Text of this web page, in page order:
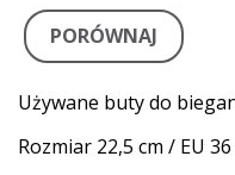
PORÓWNAJ
Używane buty do
Rozmiar 22,5 cm / EU 36